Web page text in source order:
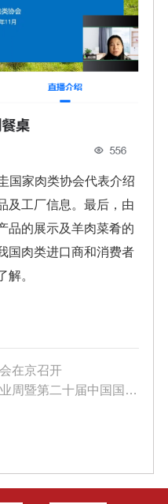
国家肉类协会代表介绍
及工厂信息。最后，由
品的展示及羊肉菜肴的
国肉类进口商和消费者
解。
在京召开
下一篇:关于中国国际肉类产业周暨第二十届中国国际肉类工业展览会举办时间调整的通知